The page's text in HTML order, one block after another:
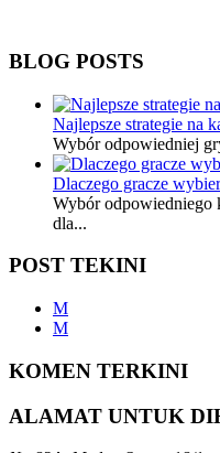
BLOG POSTS
Najlepsze strategie na
Wybór odpowiedniej
Dlaczego gracze
Wybór odpowiedniego
dla...
POST TEKINI
M
M
KOMEN TERKINI
ALAMAT UNTUK